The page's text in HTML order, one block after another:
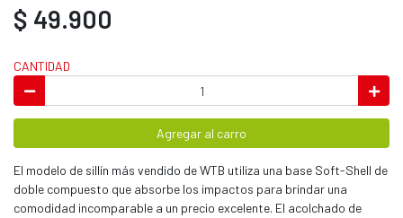
$ 49.900
CANTIDAD
Agregar al carro
El modelo de sillín más vendido de WTB utiliza una base Soft-Shell de
doble compuesto que absorbe los impactos para brindar una
comodidad incomparable a un precio excelente. El acolchado de